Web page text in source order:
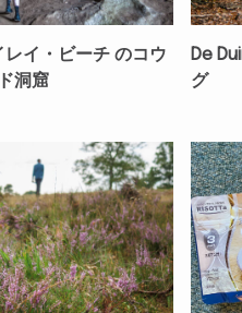
レイ・ビーチ のコウ
洞窟
De
グ